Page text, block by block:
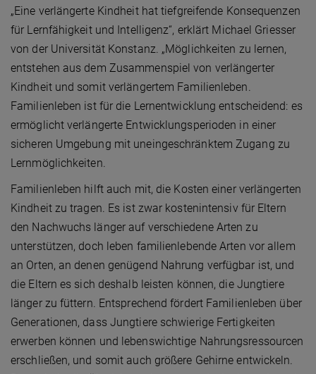
„Eine verlängerte Kindheit hat tiefgreifende Konsequenzen
für Lernfähigkeit und Intelligenz“, erklärt Michael Griesser
von der Universität Konstanz. „Möglichkeiten zu lernen,
entstehen aus dem Zusammenspiel von verlängerter
Kindheit und somit verlängertem Familienleben.
Familienleben ist für die Lernentwicklung entscheidend: es
ermöglicht verlängerte Entwicklungsperioden in einer
sicheren Umgebung mit uneingeschränktem Zugang zu
Lernmöglichkeiten.
Familienleben hilft auch mit, die Kosten einer verlängerten
Kindheit zu tragen. Es ist zwar kostenintensiv für Eltern
den Nachwuchs länger auf verschiedene Arten zu
unterstützen, doch leben familienlebende Arten vor allem
an Orten, an denen genügend Nahrung verfügbar ist, und
die Eltern es sich deshalb leisten können, die Jungtiere
länger zu füttern. Entsprechend fördert Familienleben über
Generationen, dass Jungtiere schwierige Fertigkeiten
erwerben können und lebenswichtige Nahrungsressourcen
erschließen, und somit auch größere Gehirne entwickeln.